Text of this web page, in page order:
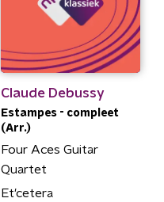
Claude Debussy
Estampes - compleet
(Arr.)
Four Aces Guitar
Quartet
Et'cetera